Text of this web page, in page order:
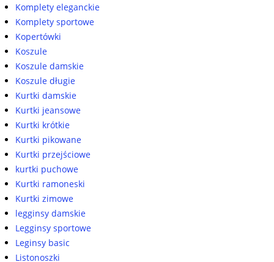
Komplety eleganckie
Komplety sportowe
Kopertówki
Koszule
Koszule damskie
Koszule długie
Kurtki damskie
Kurtki jeansowe
Kurtki krótkie
Kurtki pikowane
Kurtki przejściowe
kurtki puchowe
Kurtki ramoneski
Kurtki zimowe
legginsy damskie
Legginsy sportowe
Leginsy basic
Listonoszki